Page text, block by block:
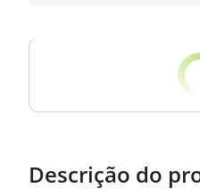
Descrição do